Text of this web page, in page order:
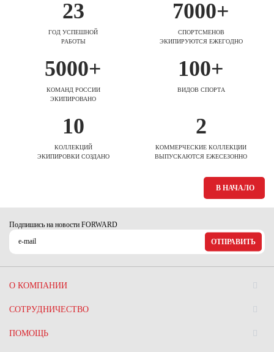
23
ГОД УСПЕШНОЙ
РАБОТЫ
7000+
СПОРТСМЕНОВ
ЭКИПИРУЮТСЯ ЕЖЕГОДНО
5000+
КОМАНД РОССИИ
ЭКИПИРОВАНО
100+
ВИДОВ СПОРТА
10
КОЛЛЕКЦИЙ
ЭКИПИРОВКИ СОЗДАНО
2
КОММЕРЧЕСКИЕ КОЛЛЕКЦИИ
ВЫПУСКАЮТСЯ ЕЖЕСЕЗОННО
В НАЧАЛО
Подпишись на новости FORWARD
ОТПРАВИТЬ
О КОМПАНИИ
СОТРУДНИЧЕСТВО
ПОМОЩЬ